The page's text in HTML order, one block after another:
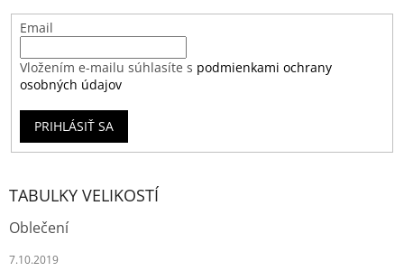
Email
Vložením e-mailu súhlasíte s podmienkami ochrany
osobných údajov
PRIHLÁSIŤ SA
TABULKY VELIKOSTÍ
Oblečení
7.10.2019